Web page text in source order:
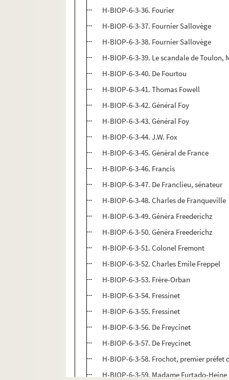
H-BIOP-6-3-36. Fourier
H-BIOP-6-3-37. Fournier Sallovège
H-BIOP-6-3-38. Fournier Sallovège
H-BIOP-6-3-39. Le scandale de Toulon,
H-BIOP-6-3-40. De Fourtou
H-BIOP-6-3-41. Thomas Fowell
H-BIOP-6-3-42. Général Foy
H-BIOP-6-3-43. Général Foy
H-BIOP-6-3-44. J.W. Fox
H-BIOP-6-3-45. Général de France
H-BIOP-6-3-46. Francis
H-BIOP-6-3-47. De Franclieu, sénateur
H-BIOP-6-3-48. Charles de Franqueville
H-BIOP-6-3-49. Généra Freederichz
H-BIOP-6-3-50. Généra Freederichz
H-BIOP-6-3-51. Colonel Fremont
H-BIOP-6-3-52. Charles Emile Freppel
H-BIOP-6-3-53. Frère-Orban
H-BIOP-6-3-54. Fressinet
H-BIOP-6-3-55. Fressinet
H-BIOP-6-3-56. De Freycinet
H-BIOP-6-3-57. De Freycinet
H-BIOP-6-3-58. Frochot, premier préfet
H-BIOP-6-3-59. Madame Furtado-Heine